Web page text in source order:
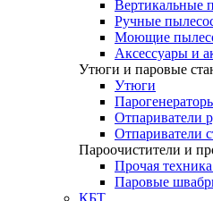
Вертикальные
Ручные
Моющие
Аксессуары и
Утюги и паровые
Утюги
Отпариватели
Отпариватели
Пароочистители и
Прочая
Паровые
КБТ